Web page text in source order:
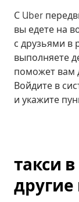
С Uber
вы едете на
с друзьями в
выполняете
поможет вам
Войдите в
и укажите
такси